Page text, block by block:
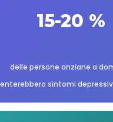
15-20 %
delle persone anziane a
sintomi